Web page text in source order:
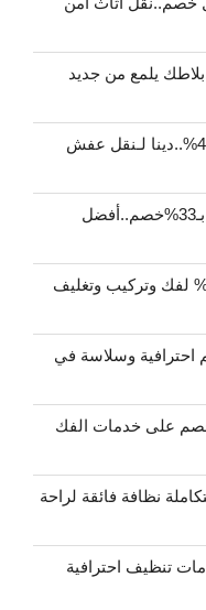
بـ33%خصم..بلاطك يلمع من جديد
دينا نقل عفش شمال الرياض بخصم 40%..دينا لـنقل عفش
نقل عفش بالرياض باكستاني ومصري بـ33%خصم..أفضل
نقل وتجهيز الأثاث بالرياض بـ40% لفك وتركيب وتغليف
بالمجمعة بـ35%خصم احترافية وسلاسة في
حي العقيق 100 ريال خصم على خدمات الفك
بـ35%حلول متكاملة نظافة فائقة لراحة
بـ35%خصم خدمات تنظيف احترافية